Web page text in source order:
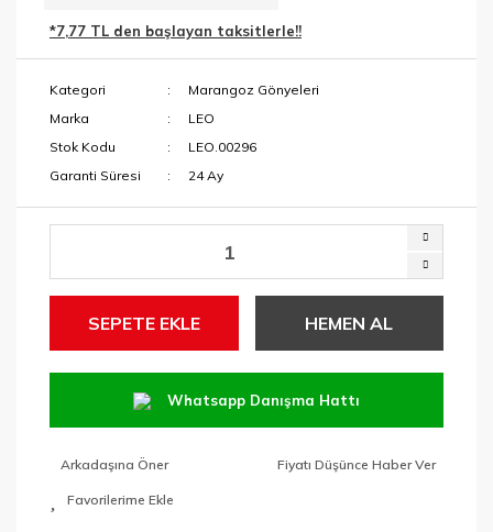
*7,77 TL den başlayan taksitlerle!!
Kategori
Marangoz Gönyeleri
Marka
LEO
Stok Kodu
LEO.00296
Garanti Süresi
24 Ay
SEPETE EKLE HEMEN AL
Whatsapp Danışma Hattı
Arkadaşına Öner Fiyatı Düşünce Haber Ver